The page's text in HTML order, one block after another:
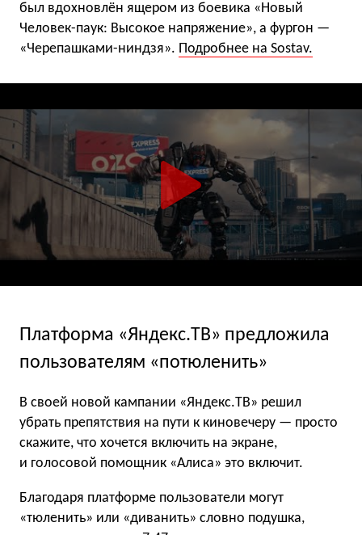
был вдохновлён ящером из боевика «Новый
Человек-паук: Высокое напряжение», а фургон —
«Черепашками-ниндзя». Подробнее на Sostav.
Платформа «Яндекс.ТВ» предложила
пользователям «потюленить»
В своей новой кампании «Яндекс.ТВ» решил
убрать препятствия на пути к киновечеру — просто
скажите, что хочется включить на экране,
и голосовой помощник «Алиса» это включит.
Благодаря платформе пользователи могут
«тюленить» или «диванить» словно подушка,